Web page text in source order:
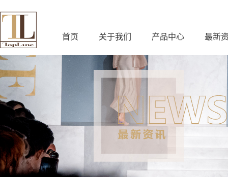
首页 关于我们 产品中心 最新